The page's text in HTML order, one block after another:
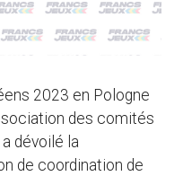
2023 en Pologne
des comités
dévoilé la
de coordination de